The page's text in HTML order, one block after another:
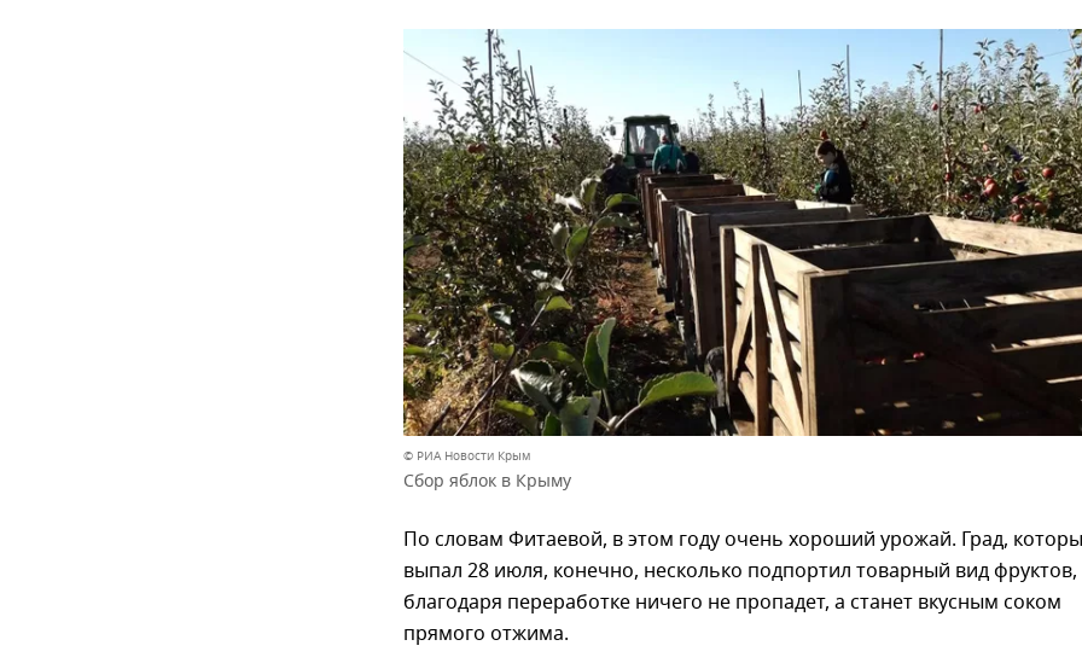
© РИА Новости Крым
Сбор яблок в Крыму
По словам Фитаевой, в этом году очень хороший урожай. Град,
выпал 28 июля, конечно, несколько подпортил товарный вид фруктов,
благодаря переработке ничего не пропадет, а станет вкусным соком
прямого отжима.